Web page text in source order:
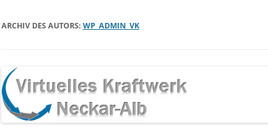
ARCHIV DES AUTORS: WP_ADMIN_VK